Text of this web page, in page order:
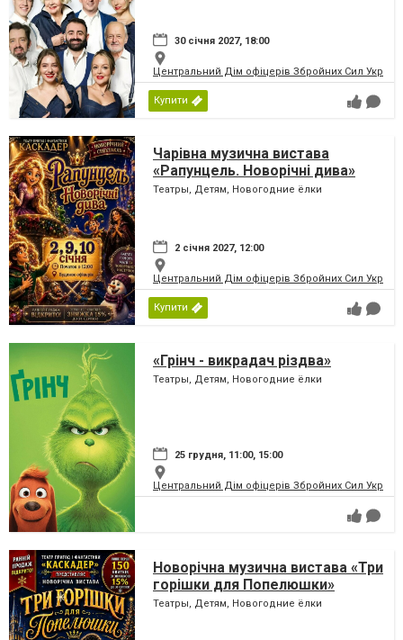
30 січня 2027, 18:00
Центральний Дім офіцерів Збройних Сил
Купити
Чарівна музична вистава
«Рапунцель. Новорічні дива»
Театры, Детям, Новогодние ёлки
2 січня 2027, 12:00
Центральний Дім офіцерів Збройних Сил
Купити
«Грінч - викрадач різдва»
Театры, Детям, Новогодние ёлки
25 грудня, 11:00, 15:00
Центральний Дім офіцерів Збройних Сил
Новорічна музична вистава «Три
горішки для Попелюшки»
Театры, Детям, Новогодние ёлки